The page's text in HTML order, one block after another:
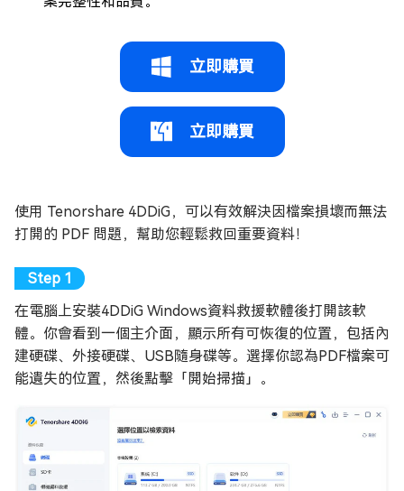
立即購買
立即購買
使用 Tenorshare 4DDiG，可以有效解決因檔案損壞而無法
打開的 PDF 問題，幫助您輕鬆救回重要資料！
在電腦上安裝4DDiG Windows資料救援軟體後打開該軟
體。你會看到一個主介面，顯示所有可恢復的位置，包括內
建硬碟、外接硬碟、USB隨身碟等。選擇你認為PDF檔案可
能遺失的位置，然後點擊「開始掃描」。